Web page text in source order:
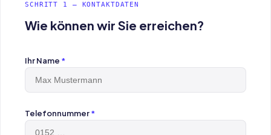
SCHRITT 1 — KONTAKTDATEN
Wie können wir Sie erreichen?
Ihr Name *
Telefonnummer*